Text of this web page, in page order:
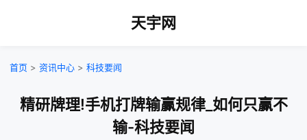
天宇网
首页 > 资讯中心 > 科技要闻
精研牌理!手机打牌输赢规律_如何只赢不
输-科技要闻